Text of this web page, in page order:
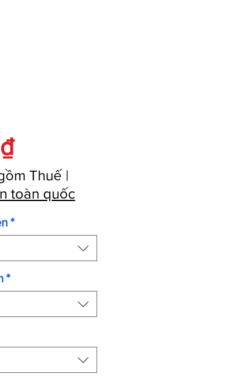
Giá
Thuế|
toàn quốc
*
*